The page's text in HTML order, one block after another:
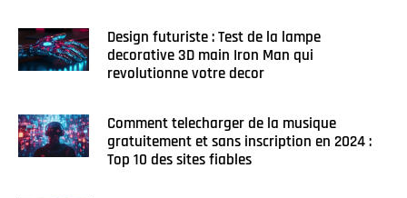
Design futuriste : Test de la lampe
decorative 3D main Iron Man qui
revolutionne votre decor
Comment telecharger de la musique
gratuitement et sans inscription en 2024 :
Top 10 des sites fiables